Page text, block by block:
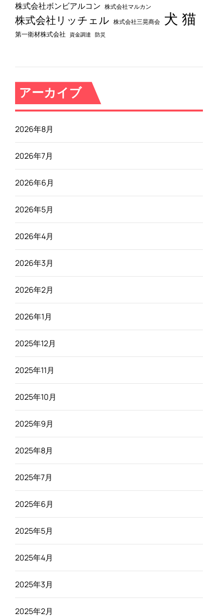
株式会社ボンビアルコン 株式会社マルカン
株式会社リッチェル 株式会社三晃商会 犬 猫
第一衛材株式会社 資金調達 防災
アーカイブ
2026年8月
2026年7月
2026年6月
2026年5月
2026年4月
2026年3月
2026年2月
2026年1月
2025年12月
2025年11月
2025年10月
2025年9月
2025年8月
2025年7月
2025年6月
2025年5月
2025年4月
2025年3月
2025年2月